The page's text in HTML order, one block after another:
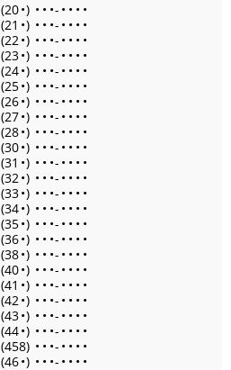
(20•) • • •- • • • •
(21 •) • • •- • • • •
(22•) • • •- • • • •
(23•) • • •- • • • •
(24•) • • •- • • • •
(25•) • • •- • • • •
(26•) • • •- • • • •
(27•) • • •- • • • •
(28•) • • •- • • • •
(30•) • • •- • • • •
(31 •) • • •- • • • •
(32•) • • •- • • • •
(33•) • • •- • • • •
(34•) • • •- • • • •
(35•) • • •- • • • •
(36•) • • •- • • • •
(38•) • • •- • • • •
(40•) • • •- • • • •
(41 •) • • •- • • • •
(42•) • • •- • • • •
(43•) • • •- • • • •
(44•) • • •- • • • •
(458) • • •- • • • •
(46•) • • •- • • • •